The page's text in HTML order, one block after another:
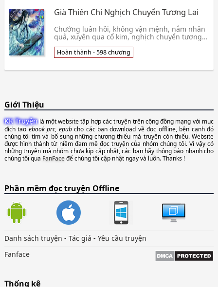
Già Thiên Chi Nghịch Chuyển Tương Lai
Chưởng luân hồi, khống vận mệnh, nắm nhân
quả, xuyên qua cổ kim, nghịch chuyển tương
giống phấn 👦 Huyễn Huyễn Vô Cùng
Hoàn thành - 598 chương
Giới Thiệu
KK Truyệnlà một website tập hợp các truyện trên cộng đồng mạng với mục
đích tạoebook prc, epubcho các bạn download về đọc offline, bên cạnh đó
chúng tôi tìm và bổ sung những chương thiếu mà truyện còn thiếu. Website
được hình thành từ niềm đam mê đọc truyện của nhóm chúng tôi. Vì vậy có
những truyện mà nhóm chưa kịp cập nhật, các bạn hãy thông báo nhanh cho
chúng tôi qua FanFaceđể chúng tôi cập nhật ngay và luôn. Thanks !
Phần mềm đọc truyện Offline
Danh sách truyện - Tác giả - Yêu cầu truyện
Fanface
Thống kê